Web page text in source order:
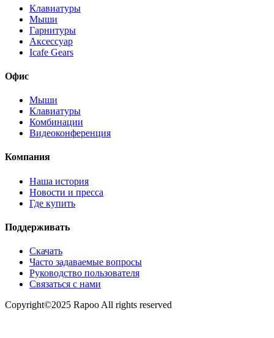
Клавиатуры
Мыши
Гарнитуры
Аксессуар
Icafe Gears
Офис
Мыши
Клавиатуры
Комбинации
Видеоконференция
Компания
Наша история
Новости и пресса
Где купить
Поддерживать
Скачать
Часто задаваемые вопросы
Руководство пользователя
Связаться с нами
Copyright©2025 Rapoo All rights reserved